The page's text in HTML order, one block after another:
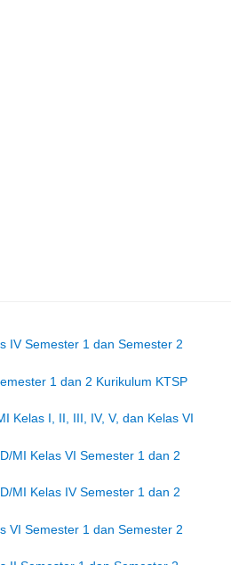
IV Semester 1 dan Semester 2
1 dan 2 Kurikulum KTSP
Kelas I, II, III, IV, V, dan Kelas VI
MI Kelas VI Semester 1 dan 2
MI Kelas IV Semester 1 dan 2
VI Semester 1 dan Semester 2